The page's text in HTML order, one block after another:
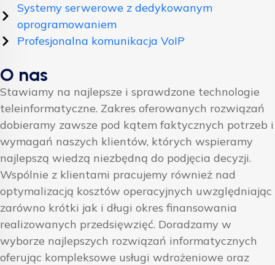
Systemy serwerowe z dedykowanym
oprogramowaniem
Profesjonalna komunikacja VoIP
O nas
Stawiamy na najlepsze i sprawdzone technologie
teleinformatyczne. Zakres oferowanych rozwiązań
dobieramy zawsze pod kątem faktycznych potrzeb i
wymagań naszych klientów, których wspieramy
najlepszą wiedzą niezbędną do podjęcia decyzji.
Wspólnie z klientami pracujemy również nad
optymalizacją kosztów operacyjnych uwzględniając
zarówno krótki jak i długi okres finansowania
realizowanych przedsięwzięć. Doradzamy w
wyborze najlepszych rozwiązań informatycznych
oferując kompleksowe usługi wdrożeniowe oraz